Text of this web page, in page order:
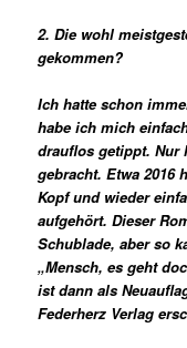
2. Die wohl
gekommen?
Ich hatte schon
habe ich mich
drauflos getippt. Nur
gebracht. Etwa 2016
Kopf und wieder
aufgehört. Dieser
Schublade, aber so
„Mensch, es geht
ist dann als
Federherz Verlag